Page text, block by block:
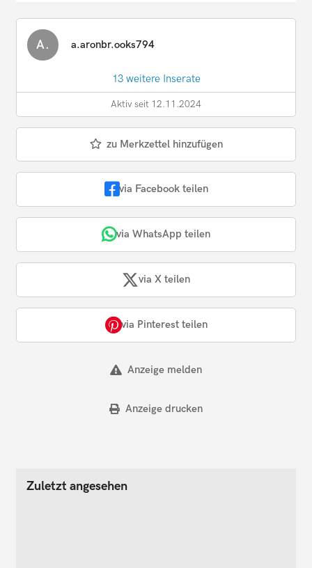
A. a.aronbr.ooks794
13 weitere Inserate
Aktiv seit 12.11.2024
zu Merkzettel hinzufügen
via Facebook teilen
via WhatsApp teilen
via X teilen
via Pinterest teilen
Anzeige melden
Anzeige drucken
Zuletzt angesehen